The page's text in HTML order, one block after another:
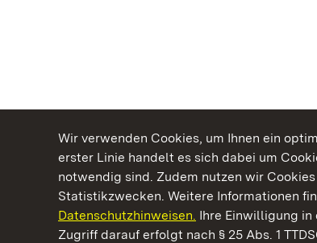
Wir verwenden Cookies, um Ihnen ein
erster Linie handelt es sich dabei um
notwendig sind. Zudem nutzen wir
Statistikzwecken. Weitere Informationen
Datenschutzhinweisen. Ihre Einwilligung in
Zugriff darauf erfolgt nach § 25 Abs. 1
Kommen. Staunen. Genießen.